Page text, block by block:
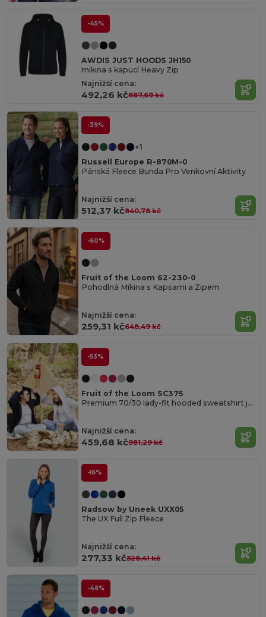
-45%
AWDIS JUST HOODS JH150
mikina s kapucí Heavy Zip
Najnižší cena:
492,26 kč887,69 kč
-39%
+1
Russell Europe R-870M-0
Pánská Fleece Bunda Pro Venkovní Aktivity
Najnižší cena:
512,37 kč840,78 kč
-60%
Fruit of the Loom 62-230-0
Pohodlná Mikina s Kapsami a Zipem
Najnižší cena:
259,31 kč648,49 kč
-53%
Fruit of the Loom SC375
Premium 70/30 lady-fit hooded sweatshirt jacket
Najnižší cena:
459,68 kč981,29 kč
-16%
Radsow by Uneek UXX05
The UX Full Zip Fleece
Najnižší cena:
277,33 kč328,41 kč
-46%